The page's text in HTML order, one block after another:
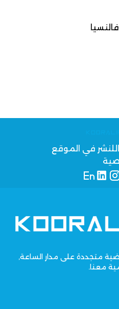
للنشر في الموقع
متجددة على مدار الساعة,
معنا.